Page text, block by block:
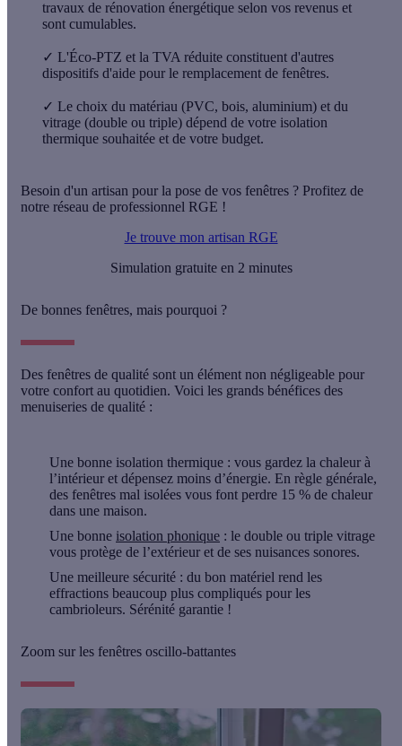
travaux de rénovation énergétique selon vos revenus et
sont cumulables.
✓ L'Éco-PTZ et la TVA réduite constituent d'autres
dispositifs d'aide pour le remplacement de fenêtres.
✓ Le choix du matériau (PVC, bois, aluminium) et du
vitrage (double ou triple) dépend de votre isolation
thermique souhaitée et de votre budget.
Besoin d'un artisan pour la pose de vos fenêtres ? Profitez de
notre réseau de professionnel RGE !
Je trouve mon artisan RGE
Simulation gratuite en 2 minutes
De bonnes fenêtres, mais pourquoi ?
Des fenêtres de qualité sont un élément non négligeable pour
votre confort au quotidien. Voici les grands bénéfices des
menuiseries de qualité :
Une bonne isolation thermique : vous gardez la chaleur à
l’intérieur et dépensez moins d’énergie. En règle générale,
des fenêtres mal isolées vous font perdre 15 % de chaleur
dans une maison.
Une bonne isolation phonique : le double ou triple vitrage
vous protège de l’extérieur et de ses nuisances sonores.
Une meilleure sécurité : du bon matériel rend les
effractions beaucoup plus compliqués pour les
cambrioleurs. Sérénité garantie !
Zoom sur les fenêtres oscillo-battantes